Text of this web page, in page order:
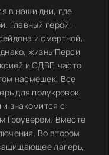
в наши дни, где
Главный герой –
и смертной,
жизнь Перси
и СДВГ, часто
насмешек. Все
для полукровок,
знакомится с
Гроувером. Вместе
Во втором
лагерь,